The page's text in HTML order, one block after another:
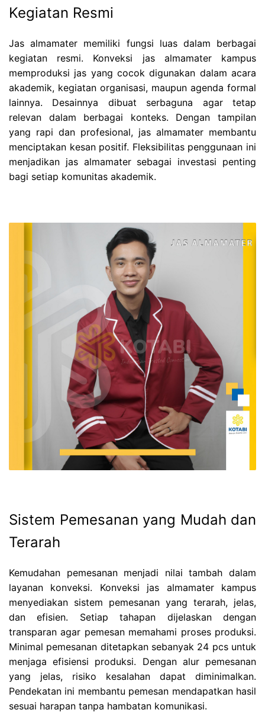
Kegiatan Resmi
Jas almamater memiliki fungsi luas dalam berbagai
kegiatan resmi. Konveksi jas almamater kampus
memproduksi jas yang cocok digunakan dalam acara
akademik, kegiatan organisasi, maupun agenda formal
lainnya. Desainnya dibuat serbaguna agar tetap
relevan dalam berbagai konteks. Dengan tampilan
yang rapi dan profesional, jas almamater membantu
menciptakan kesan positif. Fleksibilitas penggunaan ini
menjadikan jas almamater sebagai investasi penting
bagi setiap komunitas akademik.
Sistem Pemesanan yang Mudah dan
Terarah
Kemudahan pemesanan menjadi nilai tambah dalam
layanan konveksi. Konveksi jas almamater kampus
menyediakan sistem pemesanan yang terarah, jelas,
dan efisien. Setiap tahapan dijelaskan dengan
transparan agar pemesan memahami proses produksi.
Minimal pemesanan ditetapkan sebanyak 24 pcs untuk
menjaga efisiensi produksi. Dengan alur pemesanan
yang jelas, risiko kesalahan dapat diminimalkan.
Pendekatan ini membantu pemesan mendapatkan hasil
sesuai harapan tanpa hambatan komunikasi.